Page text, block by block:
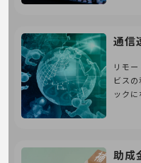
モバイル・音声
バックオフィス
リモート・ハイブリッドワーク
セキュリティ
その他のお悩みはこちら
通信
リモ
ビス
ック
助成